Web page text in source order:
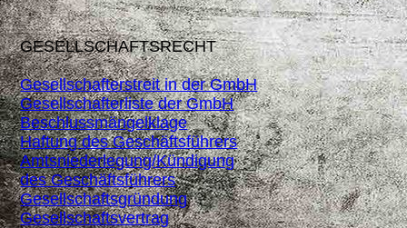
GESELLSCHAFTSRECHT
Gesellschafterstreit in der GmbH
Gesellschafterliste der GmbH
Beschlussmängelklage
Haftung des Geschäftsführers
Amtsniederlegung/Kündigung
desGeschäftsführers
Gesellschaftsgründung
Gesellschaftsvertrag